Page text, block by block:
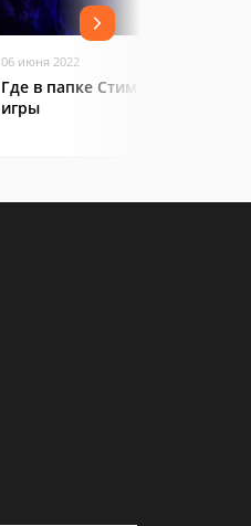
06 июня 2022
Где в папке Стим находятся
игры